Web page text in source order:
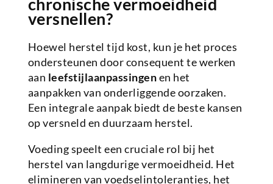
versnellen?
Hoewel herstel tijd kost, kun je het proces
ondersteunen door consequent te werken
aan leefstijlaanpassingenen het
aanpakken van onderliggende oorzaken.
Een integrale aanpak biedt de beste kansen
op versneld en duurzaam herstel.
Voeding speelt een cruciale rol bij het
herstel van langdurige vermoeidheid. Het
elimineren van voedselintoleranties, het